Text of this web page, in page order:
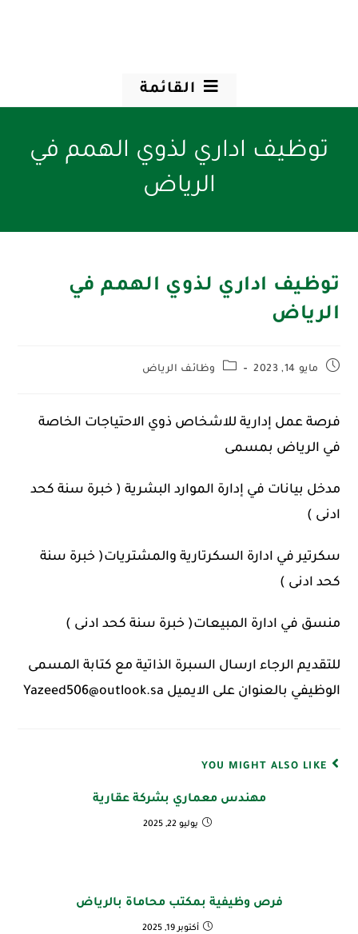
القائمة
توظيف اداري لذوي الهمم في
الرياض
توظيف اداري لذوي الهمم في
الرياض
مايو 14, 2023 وظائف الرياض
فرصة عمل إدارية للاشخاص ذوي الاحتياجات الخاصة
في الرياض بمسمى
مدخل بيانات في إدارة الموارد البشرية ( خبرة سنة كحد
ادنى )
سكرتير في ادارة السكرتارية والمشتريات( خبرة سنة
كحد ادنى )
منسق في ادارة المبيعات( خبرة سنة كحد ادنى )
للتقديم الرجاء ارسال السبرة الذاتية مع كتابة المسمى
الوظيفي بالعنوان على الايميل Yazeed506@outlook.sa
YOU MIGHT ALSO LIKE
مهندس معماري بشركة عقارية
يوليو 22, 2025
فرص وظيفية بمكتب محاماة بالرياض
أكتوبر 19, 2025